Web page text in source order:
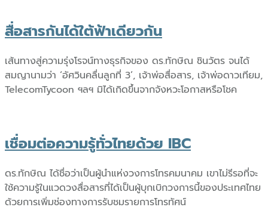
สื่อสารกันได้ใต้ฟ้าเดียวกัน
เส้นทางสู่ความรุ่งโรจน์ทางธุรกิจของ ดร.ทักษิณ ชินวัตร จนได้
สมญานามว่า ‘อัศวินคลื่นลูกที่ 3’, เจ้าพ่อสื่อสาร, เจ้าพ่อดาวเทียม,
TelecomTycoon ฯลฯ มิได้เกิดขึ้นจากจังหวะโอกาสหรือโชค
เชื่อมต่อความรู้ทั่วไทยด้วย IBC
ดร.ทักษิณ ได้ชื่อว่าเป็นผู้นำแห่งวงการโทรคมนาคม เขาไม่รีรอที่จะ
ใช้ความรู้ในแวดวงสื่อสารที่ได้เป็นผู้บุกเบิกวงการนี้ของประเทศไทย
ด้วยการเพิ่มช่องทางการรับชมรายการโทรทัศน์